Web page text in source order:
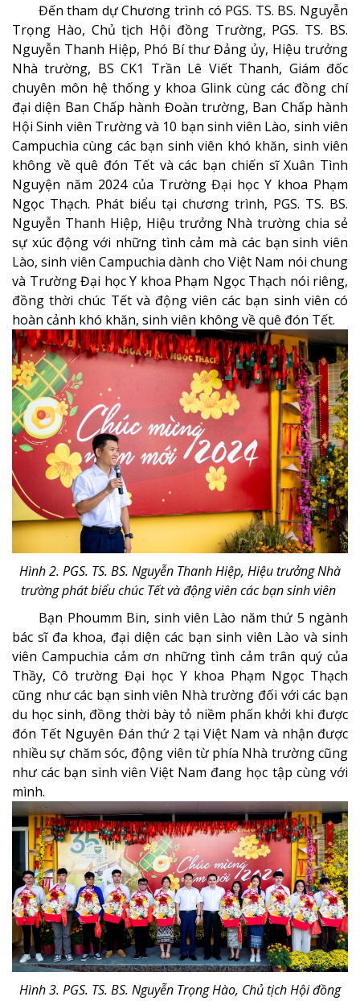
Đến tham dự Chương trình có PGS. TS. BS. Nguyễn
Trọng Hào, Chủ tịch Hội đồng Trường, PGS. TS. BS.
Nguyễn Thanh Hiệp, Phó Bí thư Đảng ủy, Hiệu trưởng
Nhà trường, BS CK1 Trần Lê Viết Thanh, Giám đốc
chuyên môn hệ thống y khoa Glink cùng các đồng chí
đại diện Ban Chấp hành Đoàn trường, Ban Chấp hành
Hội Sinh viên Trường và 10 bạn sinh viên Lào, sinh viên
Campuchia cùng các bạn sinh viên khó khăn, sinh viên
không về quê đón Tết và các bạn chiến sĩ Xuân Tình
Nguyện năm 2024 của Trường Đại học Y khoa Phạm
Ngọc Thạch. Phát biểu tại chương trình, PGS. TS. BS.
Nguyễn Thanh Hiệp, Hiệu trưởng Nhà trường chia sẻ
sự xúc động với những tình cảm mà các bạn sinh viên
Lào, sinh viên Campuchia dành cho Việt Nam nói chung
và Trường Đại học Y khoa Phạm Ngọc Thạch nói riêng,
đồng thời chúc Tết và động viên các bạn sinh viên có
hoàn cảnh khó khăn, sinh viên không về quê đón Tết.
Hình 2. PGS. TS. BS. Nguyễn Thanh Hiệp, Hiệu trưởng Nhà
trường phát biểu chúc Tết và động viên các bạn sinh viên
Bạn Phoumm Bin, sinh viên Lào năm thứ 5 ngành
bác sĩ đa khoa, đại diện các bạn sinh viên Lào và sinh
viên Campuchia cảm ơn những tình cảm trân quý của
Thầy, Cô trường Đại học Y khoa Phạm Ngọc Thạch
cũng như các bạn sinh viên Nhà trường đối với các bạn
du học sinh, đồng thời bày tỏ niềm phấn khởi khi được
đón Tết Nguyên Đán thứ 2 tại Việt Nam và nhận được
nhiều sự chăm sóc, động viên từ phía Nhà trường cũng
như các bạn sinh viên Việt Nam đang học tập cùng với
mình.
Hình 3. PGS. TS. BS. Nguyễn Trọng Hào, Chủ tịch Hội đồng